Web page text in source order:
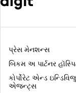
પ્રેસ મેનશન્સ
બિકમ અ પાર્ટનર
કોર્પોરેટ એન્ડ
એજન્ટ્સ